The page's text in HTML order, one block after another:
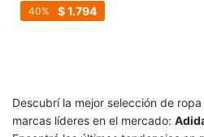
$1.794
40
Descubrí la mejor selección de
marcas líderes en el mercado: